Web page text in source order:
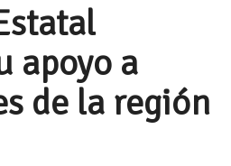
apoyo a
de la región